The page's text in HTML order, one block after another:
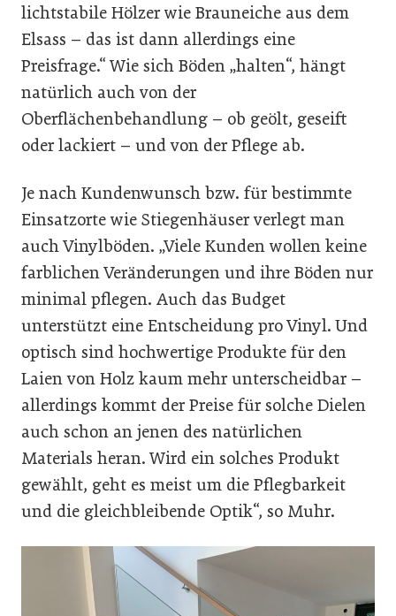
lichtstabile Hölzer wie Brauneiche aus dem
Elsass – das ist dann allerdings eine
Preisfrage.“ Wie sich Böden „halten“, hängt
natürlich auch von der
Oberflächenbehandlung – ob geölt, geseift
oder lackiert – und von der Pflege ab.
Je nach Kundenwunsch bzw. für bestimmte
Einsatzorte wie Stiegenhäuser verlegt man
auch Vinylböden. „Viele Kunden wollen keine
farblichen Veränderungen und ihre Böden nur
minimal pflegen. Auch das Budget
unterstützt eine Entscheidung pro Vinyl. Und
optisch sind hochwertige Produkte für den
Laien von Holz kaum mehr unterscheidbar –
allerdings kommt der Preise für solche Dielen
auch schon an jenen des natürlichen
Materials heran. Wird ein solches Produkt
gewählt, geht es meist um die Pflegbarkeit
und die gleichbleibende Optik“, so Muhr.